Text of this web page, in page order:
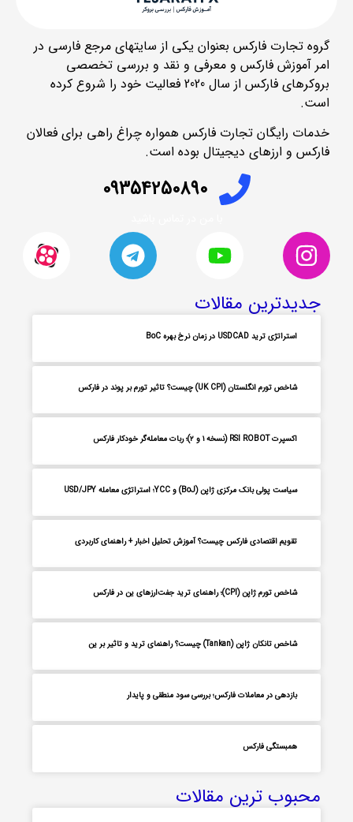
گروه تجارت فارکس بعنوان یکی از سایتهای مرجع فارسی در
امر آموزش فارکس و معرفی و نقد و بررسی تخصصی
بروکرهای فارکس از سال 2020 فعالیت خود را شروع کرده
است.
خدمات رایگان تجارت فارکس همواره چراغ راهی برای فعالان
فارکس و ارزهای دیجیتال بوده است.
09354250890
جدیدترین مقالات
استراتژی ترید USDCAD در زمان نرخ بهره BoC
شاخص تورم انگلستان (UK CPI) چیست؟ تاثیر تورم بر پوند در فارکس
اکسپرت RSI ROBOT (نسخه ۱ و ۲)؛ ربات معامله‌گر خودکار فارکس
سیاست پولی بانک مرکزی ژاپن (BoJ) و YCC؛ استراتژی معامله USD/JPY
تقویم اقتصادی فارکس چیست؟ آموزش تحلیل اخبار + راهنمای کاربردی
شاخص تورم ژاپن (CPI)؛ راهنمای ترید جفت‌ارزهای ین در فارکس
شاخص تانکان ژاپن (Tankan) چیست؟ راهنمای ترید و تاثیر بر ین
بازدهی در معاملات فارکس؛ بررسی سود منطقی و پایدار
همبستگی فارکس
محبوب ترین مقالات